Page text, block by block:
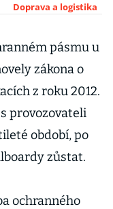
řízení na
rychlosti na
D1,
parametrům
odpovídala
jediná firma
Doprava a logistika
pásmu u
zákona o
z roku 2012.
provozovateli
období, po
zůstat.
ochranného